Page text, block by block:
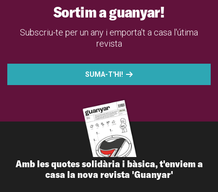
Sortim a guanyar!
Subscriu-te per un any i emporta't a casa l'útima
revista
SUMA-T'HI!
Amb les quotes solidària i bàsica, t'enviem a
casa la nova revista 'Guanyar'